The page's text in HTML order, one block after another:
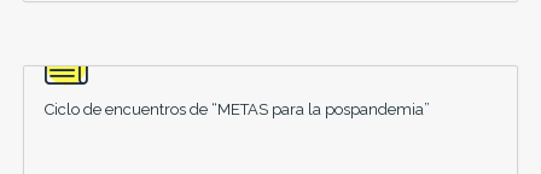
Ciclo de encuentros de “METAS para la pospandemia”